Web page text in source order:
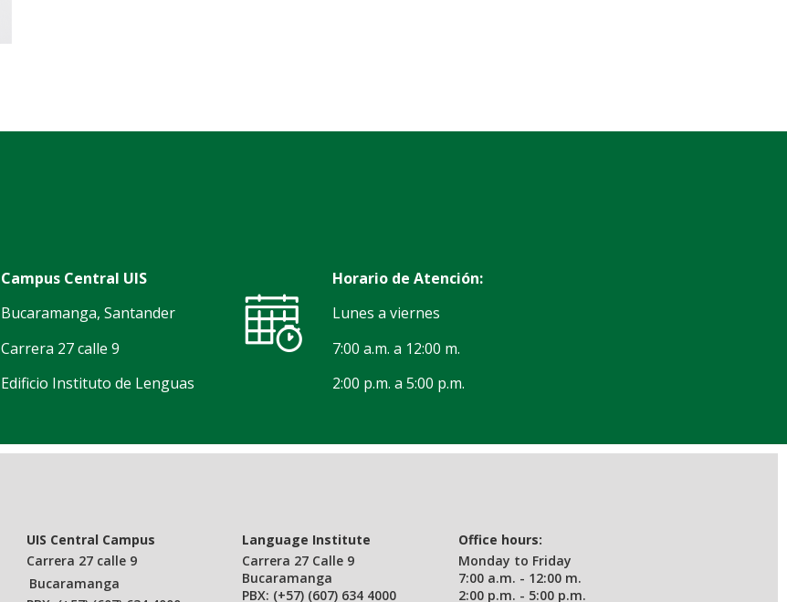
Campus Central UIS
Bucaramanga, Santander
Carrera 27 calle 9
Edificio Instituto de Lenguas
Horario de Atención:
Lunes a viernes
7:00 a.m. a 12:00 m.
2:00 p.m. a 5:00 p.m.